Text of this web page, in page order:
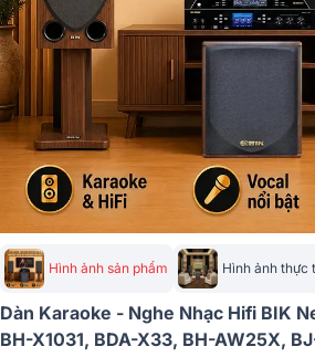
Hình ảnh sản phẩm Hình ảnh thực
Dàn Karaoke - Nghe Nhạc Hifi BIK
BH-X1031, BDA-X33, BH-AW25X,